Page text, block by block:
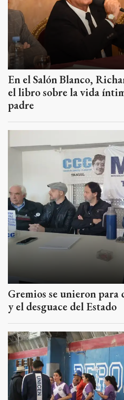
En el Salón Blanco,
el libro sobre la vida
padre
Gremios se unieron para
y el desguace del Estado